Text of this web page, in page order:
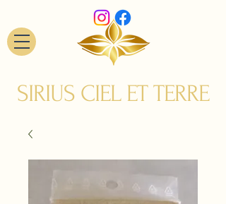
SIRIUS CIEL ET TERRE